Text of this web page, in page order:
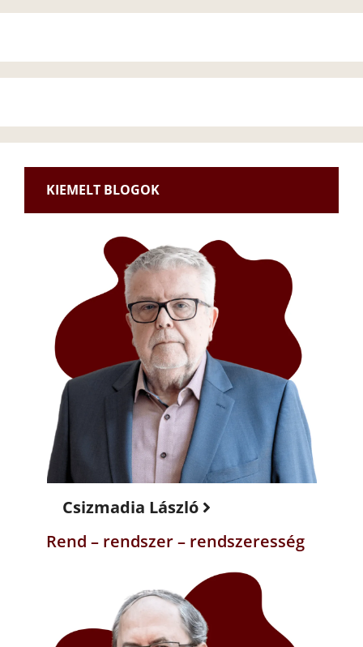
KIEMELT BLOGOK
Csizmadia László
Rend – rendszer – rendszeresség